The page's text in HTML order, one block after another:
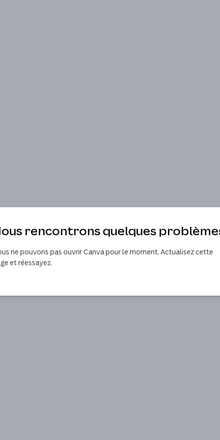
rencontrons quelques
ne pouvons pas ouvrir Canva pour le moment. Actualisez cette
et réessayez.